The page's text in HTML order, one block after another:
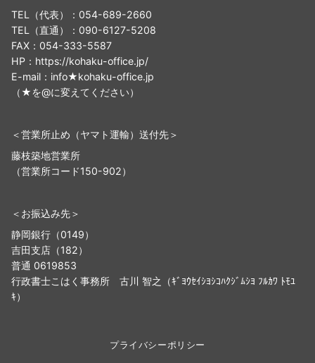
TEL（代表）：054-689-2660
TEL（直通）：090-6127-5208
FAX：054-333-5587
HP：https://kohaku-office.jp/
E-mail：info★kohaku-office.jp
（★を@に変えてください）
＜営業所止め（ヤマト運輸）送付先＞
藤枝築地営業所
（営業所コード150-902）
＜お振込み先＞
静岡銀行（0149）
吉田支店（182）
普通 0619853
行政書士こはく事務所 古川 智之（ｷﾞﾖｳｾｲｼﾖｼｺﾊｸｼﾞﾑｼﾖ ﾌﾙｶﾜ ﾄﾓﾕ
ｷ）
プライバシーポリシー